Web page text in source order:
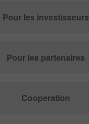
Pour les investisseurs
Pour les partenaires
Cooperation